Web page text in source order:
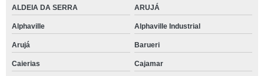
ALDEIA DA SERRA ARUJÁ
Alphaville Alphaville Industrial
Arujá Barueri
Caierias Cajamar